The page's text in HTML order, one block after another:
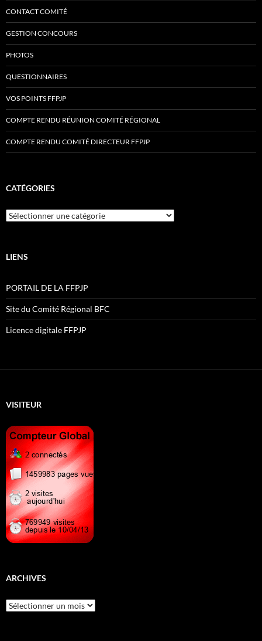
CONTACT COMITÉ
GESTION CONCOURS
PHOTOS
QUESTIONNAIRES
VOS POINTS FFPJP
COMPTE RENDU RÉUNION COMITÉ RÉGIONAL
COMPTE RENDU COMITÉ DIRECTEUR FFPJP
CATÉGORIES
Catégories
LIENS
PORTAIL DE LA FFPJP
Site du Comité Régional BFC
Licence digitale FFPJP
VISITEUR
ARCHIVES
Archives